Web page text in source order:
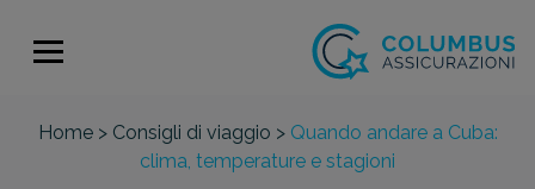
Home > Consigli di viaggio > Quando andare a Cuba:
clima, temperature e stagioni